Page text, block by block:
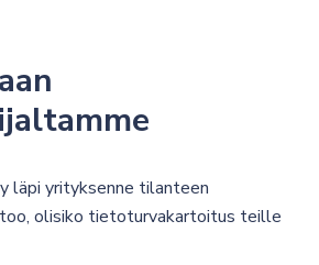
läpi yrityksenne tilanteen
olisiko tietoturvakartoitus teille